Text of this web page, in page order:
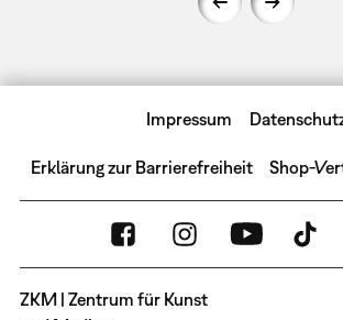
Impressum
Erklärung zur Barrierefreiheit Shop-
ZKM | Zentrum für Kunst